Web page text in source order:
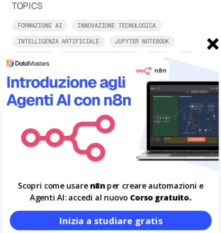
TOPICS
FORMAZIONE AI INNOVAZIONE TECNOLOGICA
INTELLIGENZA ARTIFICIALE JUPYTER NOTEBOOK
ARTICOLI CORRELATI
24
Leggi tutto
Scopri come usaren8nper creare automazioni e
Agenti AI: accedi al nuovo Corso gratuito.
Inizia a studiare gratis